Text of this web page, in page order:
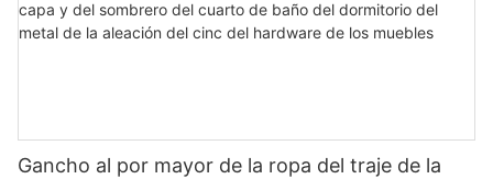
Gancho al por mayor de la ropa del traje de la